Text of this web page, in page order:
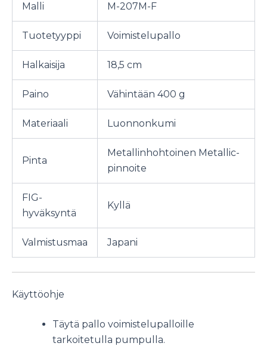
Malli M-207M-F
Tuotetyyppi Voimistelupallo
Halkaisija 18,5 cm
Paino Vähintään 400 g
Materiaali Luonnonkumi
Pinta
Metallinhohtoinen Metallic-
pinnoite
FIG-
hyväksyntä
Kyllä
Valmistusmaa Japani
Käyttöohje
Täytä pallo voimistelupalloille
tarkoitetulla pumpulla.